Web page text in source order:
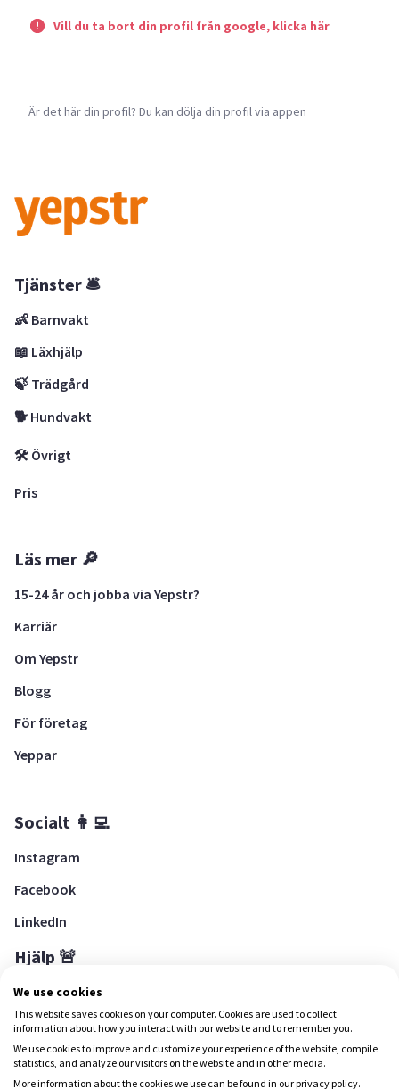
Vill du ta bort din profil från google, klicka här
Är det här din profil? Du kan dölja din profil via appen
Tjänster 🛎
👶 Barnvakt
📖 Läxhjälp
🍃 Trädgård
🐕 Hundvakt
🛠 Övrigt
Pris
Läs mer 🔎
15-24 år och jobba via Yepstr?
Karriär
Om Yepstr
Blogg
För företag
Yeppar
Socialt 👩‍💻
Instagram
Facebook
LinkedIn
Hjälp 🚨
Hjälpcenter
Ladda ned Yepstr
We use cookies
This website saves cookies on your computer. Cookies are used to collect
information about how you interact with our website and to remember you.
We use cookies to improve and customize your experience of the website, compile
statistics, and analyze our visitors on the website and in other media.
More information about the cookies we use can be found in our privacy policy.